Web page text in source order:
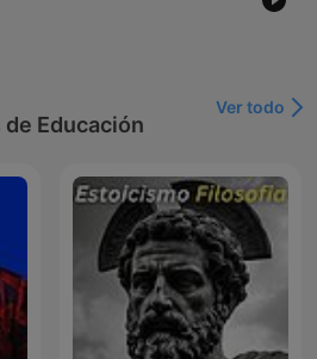
Educación
Ver todo